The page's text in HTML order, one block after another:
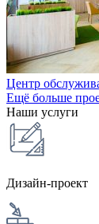
Центр
Ещё больше
Наши услуги
Дизайн-проект